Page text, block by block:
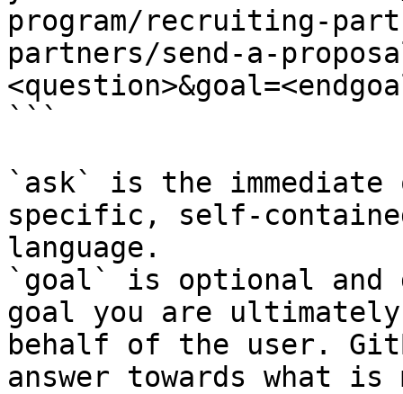
program/recruiting-
partners/send-a-
```
`ask` is the
specific, self-
language.
`goal` is optional and
goal you are
behalf of the user.
answer towards what